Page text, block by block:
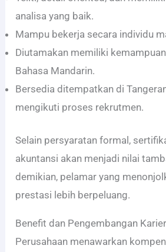
analisa yang baik.
Mampu bekerja secara individu
Diutamakan memiliki
Bahasa Mandarin.
Bersedia ditempatkan di
mengikuti proses rekrutmen.
Selain persyaratan formal,
akuntansi akan menjadi nilai
demikian, pelamar yang
prestasi lebih berpeluang.
Benefit dan Pengembangan Karier
Perusahaan menawarkan